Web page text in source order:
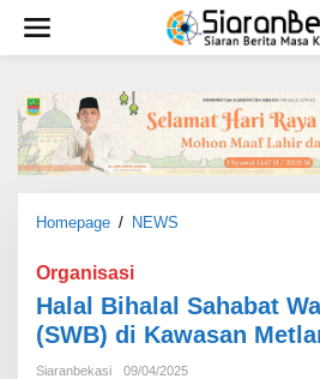
w
Homepage / NEWS
B
Organisasi
Halal Bihalal Sahabat
(SWB) di Kawasan
Siaranbekasi
09/04/2025